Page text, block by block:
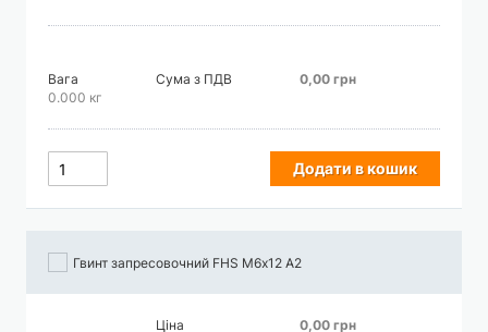
Вага
0.000 кг
Сума з ПДВ 0,00 грн
Додати в кошик
Гвинт запресовочний FHS М6х12 А2
Ціна 0,00 грн